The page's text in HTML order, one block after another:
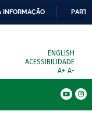
INFORMAÇÃO
ENGLISH
ACESSIBILIDADE
A+ A-